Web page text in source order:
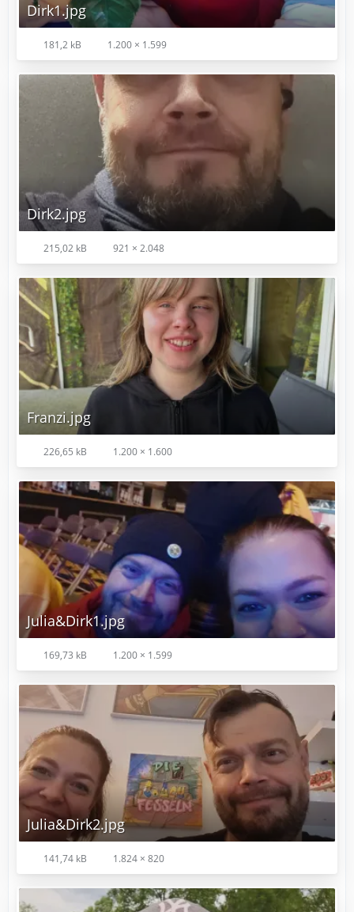
Dirk1.jpg
181,2 kB 1.200 × 1.599
Dirk2.jpg
215,02 kB 921 × 2.048
Franzi.jpg
226,65 kB 1.200 × 1.600
Julia&Dirk1.jpg
169,73 kB 1.200 × 1.599
Julia&Dirk2.jpg
141,74 kB 1.824 × 820